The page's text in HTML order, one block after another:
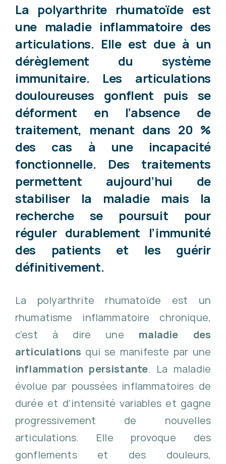
La polyarthrite rhumatoïde est
une maladie inflammatoire des
articulations. Elle est due à un
dérèglement du système
immunitaire. Les articulations
douloureuses gonflent puis se
déforment en l’absence de
traitement, menant dans 20 %
des cas à une incapacité
fonctionnelle. Des traitements
permettent aujourd’hui de
stabiliser la maladie mais la
recherche se poursuit pour
réguler durablement l’immunité
des patients et les guérir
définitivement.
La polyarthrite rhumatoïde est un
rhumatisme inflammatoire chronique,
c’est à dire une maladie des
articulations qui se manifeste par une
inflammation persistante. La maladie
évolue par poussées inflammatoires de
durée et d’intensité variables et gagne
progressivement de nouvelles
articulations. Elle provoque des
gonflements et des douleurs,